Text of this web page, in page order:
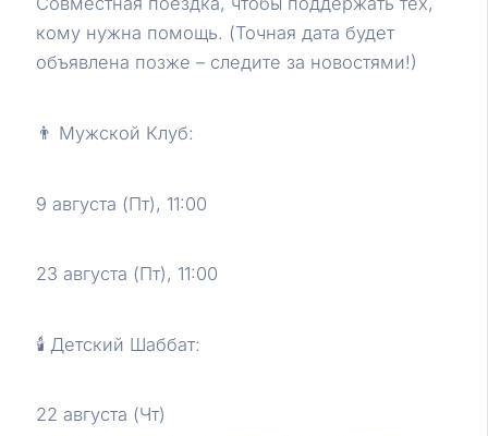
кому нужна помощь. (Точная дата будет
объявлена позже – следите за новостями!)
👨 Мужской Клуб:
9 августа (Пт), 11:00
23 августа (Пт), 11:00
🕯 Детский Шаббат:
22 августа (Чт)